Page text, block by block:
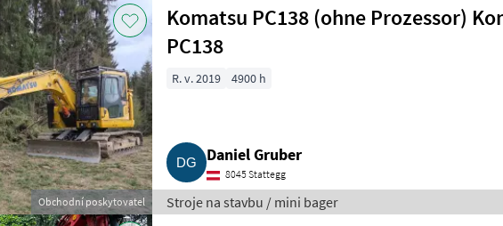
Obchodní poskytovatel
Komatsu PC138 (ohne Prozessor)
PC138
R. v. 2019 4900 h
Daniel Gruber
8045 Stattegg
Stroje na stavbu / mini bager